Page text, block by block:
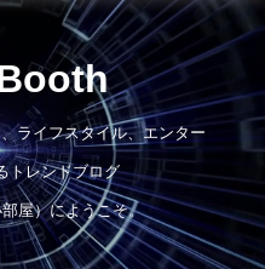
ライフスタイル、エンター
トレンドブログ
屋）にようこそ。